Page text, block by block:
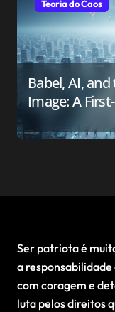
Teoria do Caos
Babel, AI,
Image: A
Ser patriota é
a
com coragem e
luta pelos direitos